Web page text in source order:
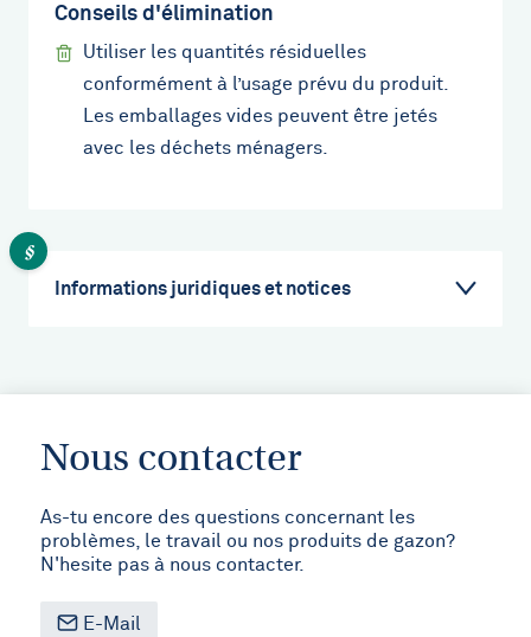
Conseils d'élimination
Utiliser les quantités résiduelles
conformément à l’usage prévu du produit.
Les emballages vides peuvent être jetés
avec les déchets ménagers.
Informations juridiques et notices
Nous contacter
As-tu encore des questions concernant les
problèmes, le travail ou nos produits de gazon?
N'hesite pas à nous contacter.
E-Mail